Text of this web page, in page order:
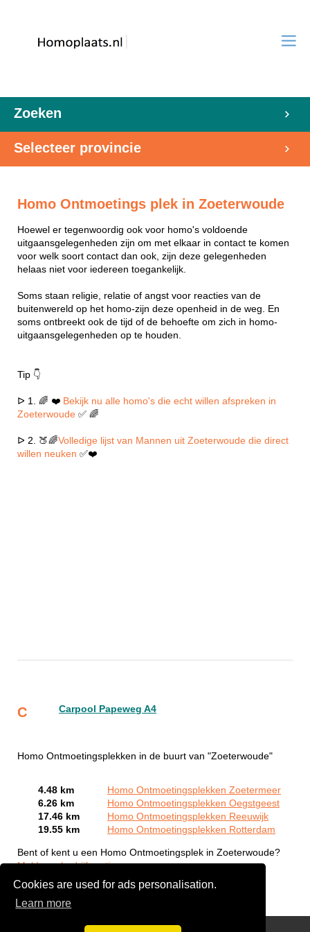
Cookies are used for ads personalisation.
Learn more
Zoeken
Selecteer provincie
Homo Ontmoetings plek in Zoeterwoude
Hoewel er tegenwoordig ook voor homo's voldoende
uitgaansgelegenheden zijn om met elkaar in contact te komen
voor welk soort contact dan ook, zijn deze gelegenheden
helaas niet voor iedereen toegankelijk.
Soms staan religie, relatie of angst voor reacties van de
buitenwereld op het homo-zijn deze openheid in de weg. En
soms ontbreekt ook de tijd of de behoefte om zich in homo-
uitgaansgelegenheden op te houden.
Tip 👇
ᐅ 1. 🌈 ❤️ Bekijk nu alle homo's die echt willen afspreken in
Zoeterwoude ✅ 🌈
ᐅ 2. 🍑🌈Volledige lijst van Mannen uit Zoeterwoude die direct
willen neuken ✅❤️
C Carpool Papeweg A4
Homo Ontmoetingsplekken in de buurt van "Zoeterwoude"
4.48 km
Homo Ontmoetingsplekken Zoetermeer
6.26 km
Homo Ontmoetingsplekken Oegstgeest
17.46 km
Homo Ontmoetingsplekken Reeuwijk
19.55 km
Homo Ontmoetingsplekken Rotterdam
Bent of kent u een Homo Ontmoetingsplek in Zoeterwoude?
Meld een bedrijf gratis aan